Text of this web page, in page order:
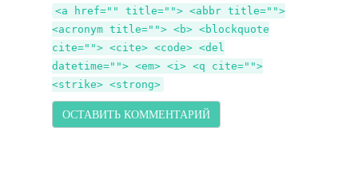
<a href="" title=""> <abbr title="">
<acronym title=""> <b> <blockquote
cite=""> <cite> <code> <del
datetime=""> <em> <i> <q cite="">
<strike> <strong>